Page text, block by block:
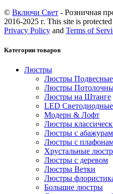
© Включи Свет - Розничная
2016-2025 г. This site is
Privacy Policy and Terms of
Категории товаров
Люстры
Люстры Подвесные
Люстры
Люстры на Штанге
LED
Модерн & Лофт
Люстры
Люстры с
Люстры с
Хрустальные
Люстры с деревом
Люстры Ветки
Люстры
Большие люстры